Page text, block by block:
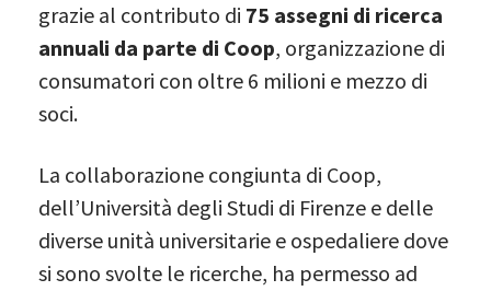
grazie al contributo di 75 assegni di ricerca
annuali da parte di Coop, organizzazione di
consumatori con oltre 6 milioni e mezzo di
soci.
La collaborazione congiunta di Coop,
dell’Università degli Studi di Firenze e delle
diverse unità universitarie e ospedaliere dove
si sono svolte le ricerche, ha permesso ad